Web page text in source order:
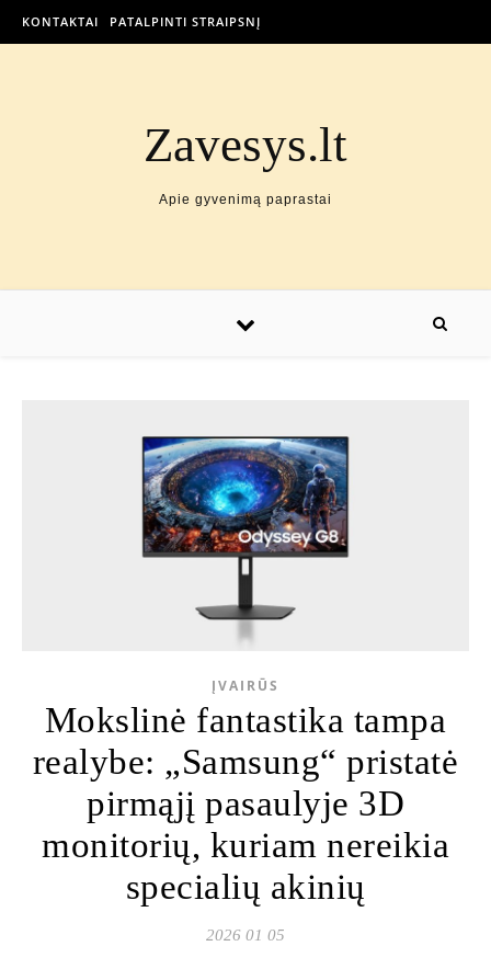
KONTAKTAI PATALPINTI STRAIPSNĮ
Zavesys.lt
Apie gyvenimą paprastai
ĮVAIRŪS
Mokslinė fantastika tampa
realybe: „Samsung“ pristatė
pirmąjį pasaulyje 3D
monitorių, kuriam nereikia
specialių akinių
2026 01 05